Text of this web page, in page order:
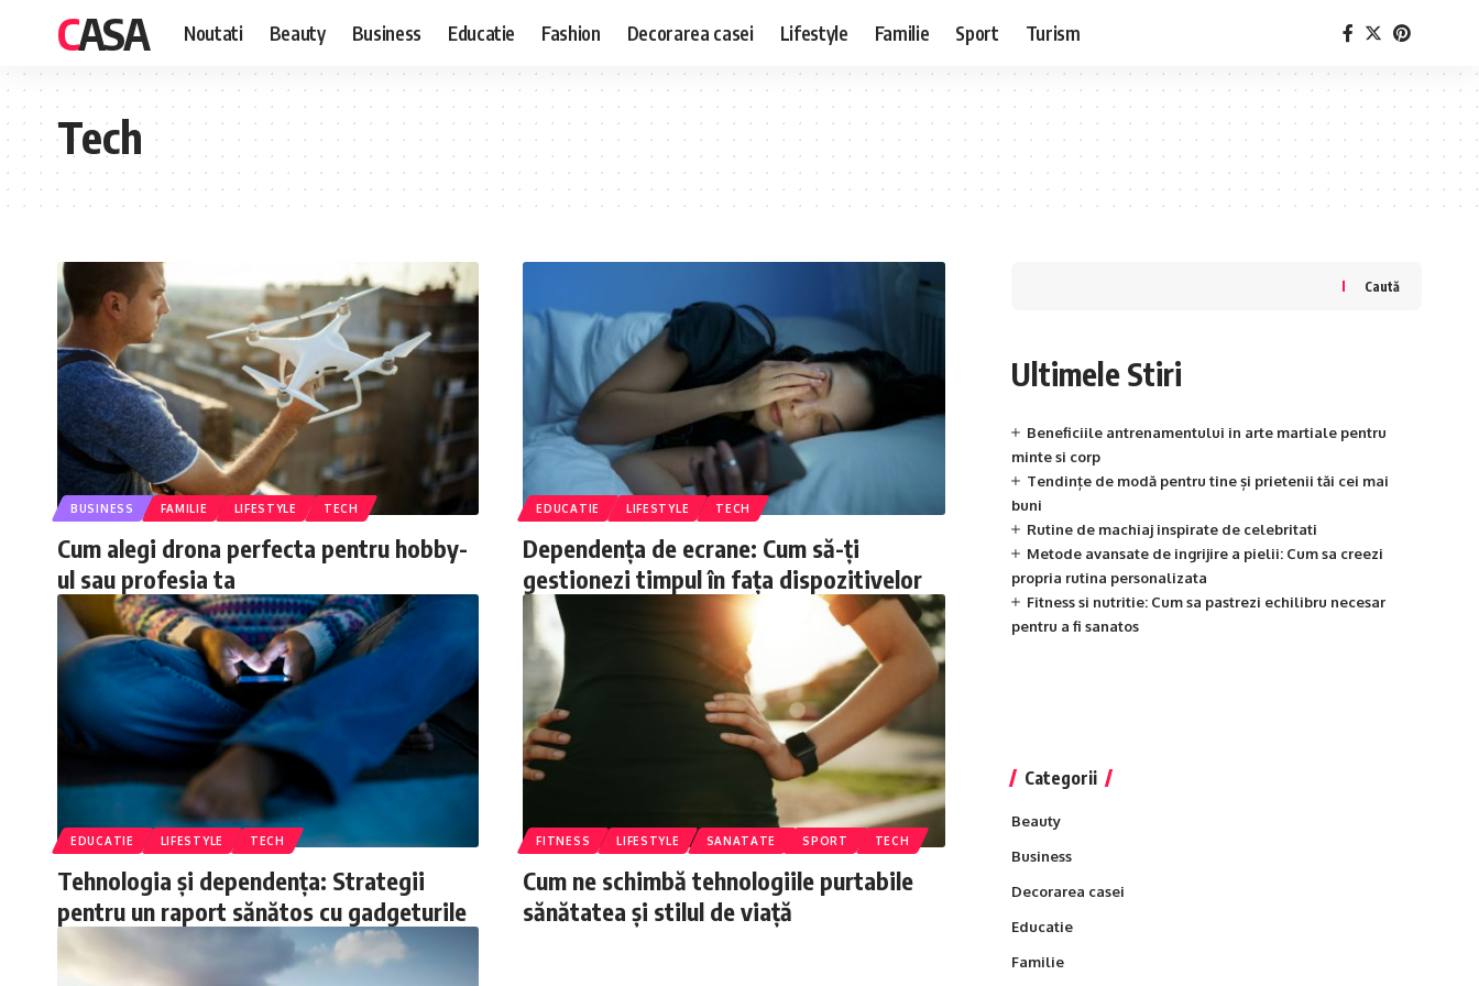
CASA Noutati Beauty Business Educatie Fashion Decorarea casei Lifestyle Familie Sport Turism
Tech
BUSINESS FAMILIE LIFESTYLE TECH
Cum alegi drona perfecta pentru hobby-
ul sau profesia ta
EDUCATIE LIFESTYLE TECH
Dependența de ecrane: Cum să-ți
gestionezi timpul în fața dispozitivelor
EDUCATIE LIFESTYLE TECH
Tehnologia și dependența: Strategii
pentru un raport sănătos cu gadgeturile
FITNESS LIFESTYLE SANATATE SPORT TECH
Cum ne schimbă tehnologiile purtabile
sănătatea și stilul de viață
Caută
Ultimele Stiri
Beneficiile antrenamentului in arte martiale pentru
minte si corp
Tendințe de modă pentru tine și prietenii tăi cei mai
buni
Rutine de machiaj inspirate de celebritati
Metode avansate de ingrijire a pielii: Cum sa creezi
propria rutina personalizata
Fitness si nutritie: Cum sa pastrezi echilibru necesar
pentru a fi sanatos
Categorii
Beauty
Business
Decorarea casei
Educatie
Familie